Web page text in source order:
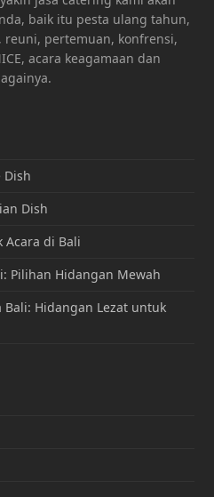
baik itu pesta ulang tahun,
reuni, pertemuan, konfrensi,
acara keagamaan dan
Dish
Dish
Acara di Bali
Pilihan Hidangan Mewah
Bali: Hidangan Lezat untuk